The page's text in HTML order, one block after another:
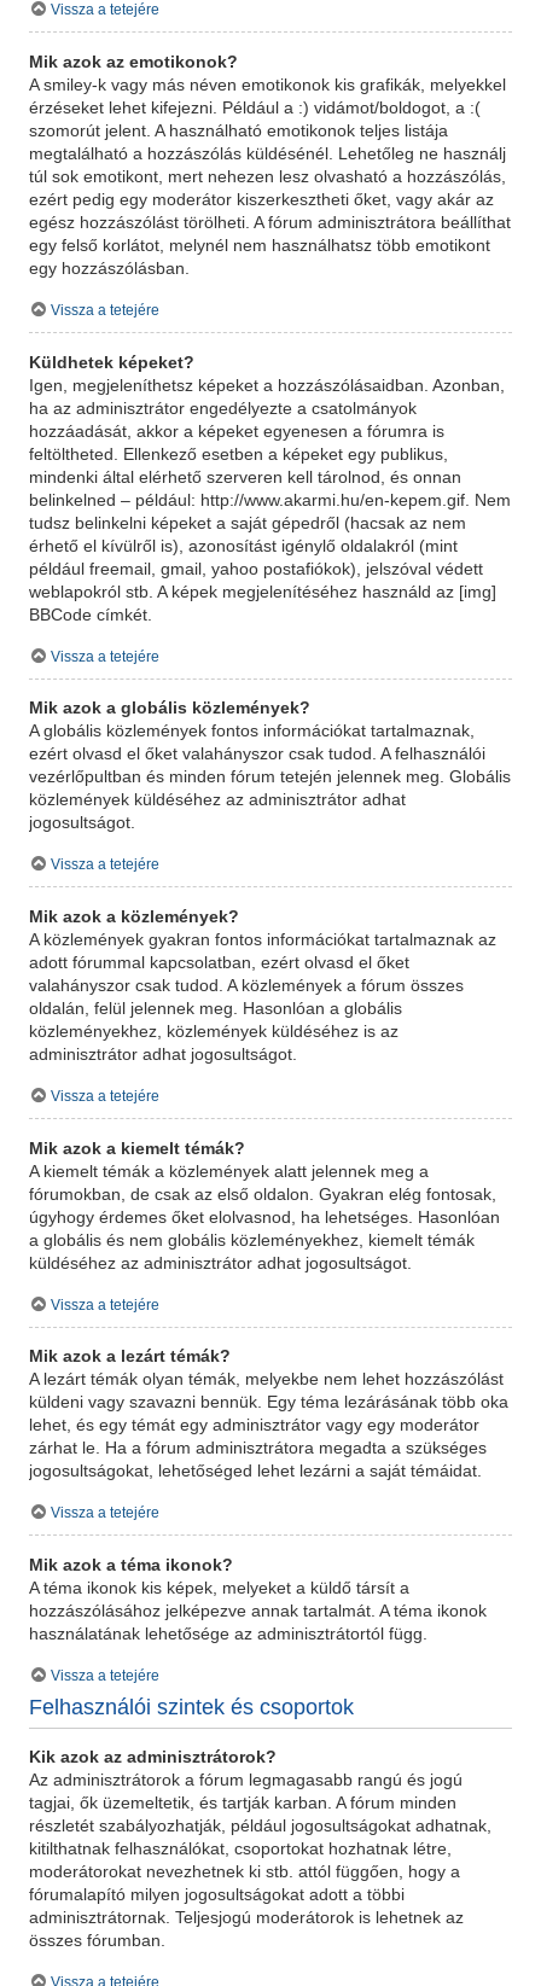
Vissza a tetejére
Mik azok az emotikonok?
A smiley-k vagy más néven emotikonok kis grafikák, melyekkel
érzéseket lehet kifejezni. Például a :) vidámot/boldogot, a :(
szomorút jelent. A használható emotikonok teljes listája
megtalálható a hozzászólás küldésénél. Lehetőleg ne használj
túl sok emotikont, mert nehezen lesz olvasható a hozzászólás,
ezért pedig egy moderátor kiszerkesztheti őket, vagy akár az
egész hozzászólást törölheti. A fórum adminisztrátora beállíthat
egy felső korlátot, melynél nem használhatsz több emotikont
egy hozzászólásban.
Vissza a tetejére
Küldhetek képeket?
Igen, megjeleníthetsz képeket a hozzászólásaidban. Azonban,
ha az adminisztrátor engedélyezte a csatolmányok
hozzáadását, akkor a képeket egyenesen a fórumra is
feltöltheted. Ellenkező esetben a képeket egy publikus,
mindenki által elérhető szerveren kell tárolnod, és onnan
belinkelned – például: http://www.akarmi.hu/en-kepem.gif. Nem
tudsz belinkelni képeket a saját gépedről (hacsak az nem
érhető el kívülről is), azonosítást igénylő oldalakról (mint
például freemail, gmail, yahoo postafiókok), jelszóval védett
weblapokról stb. A képek megjelenítéséhez használd az [img]
BBCode címkét.
Vissza a tetejére
Mik azok a globális közlemények?
A globális közlemények fontos információkat tartalmaznak,
ezért olvasd el őket valahányszor csak tudod. A felhasználói
vezérlőpultban és minden fórum tetején jelennek meg. Globális
közlemények küldéséhez az adminisztrátor adhat
jogosultságot.
Vissza a tetejére
Mik azok a közlemények?
A közlemények gyakran fontos információkat tartalmaznak az
adott fórummal kapcsolatban, ezért olvasd el őket
valahányszor csak tudod. A közlemények a fórum összes
oldalán, felül jelennek meg. Hasonlóan a globális
közleményekhez, közlemények küldéséhez is az
adminisztrátor adhat jogosultságot.
Vissza a tetejére
Mik azok a kiemelt témák?
A kiemelt témák a közlemények alatt jelennek meg a
fórumokban, de csak az első oldalon. Gyakran elég fontosak,
úgyhogy érdemes őket elolvasnod, ha lehetséges. Hasonlóan
a globális és nem globális közleményekhez, kiemelt témák
küldéséhez az adminisztrátor adhat jogosultságot.
Vissza a tetejére
Mik azok a lezárt témák?
A lezárt témák olyan témák, melyekbe nem lehet hozzászólást
küldeni vagy szavazni bennük. Egy téma lezárásának több oka
lehet, és egy témát egy adminisztrátor vagy egy moderátor
zárhat le. Ha a fórum adminisztrátora megadta a szükséges
jogosultságokat, lehetőséged lehet lezárni a saját témáidat.
Vissza a tetejére
Mik azok a téma ikonok?
A téma ikonok kis képek, melyeket a küldő társít a
hozzászólásához jelképezve annak tartalmát. A téma ikonok
használatának lehetősége az adminisztrátortól függ.
Vissza a tetejére
Felhasználói szintek és csoportok
Kik azok az adminisztrátorok?
Az adminisztrátorok a fórum legmagasabb rangú és jogú
tagjai, ők üzemeltetik, és tartják karban. A fórum minden
részletét szabályozhatják, például jogosultságokat adhatnak,
kitilthatnak felhasználókat, csoportokat hozhatnak létre,
moderátorokat nevezhetnek ki stb. attól függően, hogy a
fórumalapító milyen jogosultságokat adott a többi
adminisztrátornak. Teljesjogú moderátorok is lehetnek az
összes fórumban.
Vissza a tetejére